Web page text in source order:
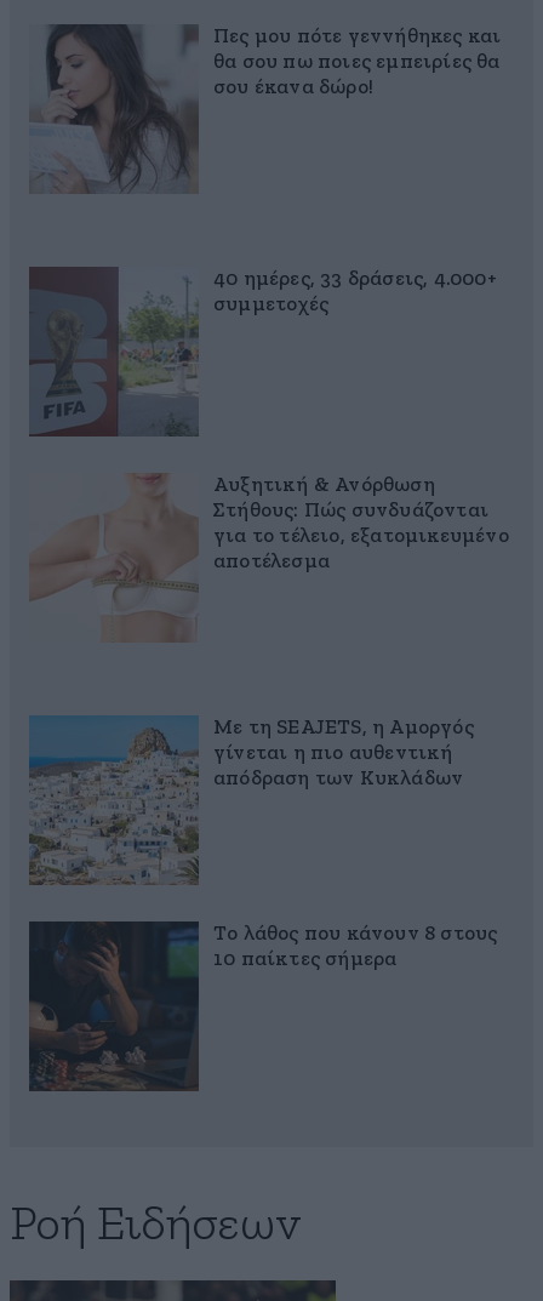
Πες μου πότε γεννήθηκες και
θα σου πω ποιες εμπειρίες θα
σου έκανα δώρο!
40 ημέρες, 33 δράσεις, 4.000+
συμμετοχές
Αυξητική & Ανόρθωση
Στήθους: Πώς συνδυάζονται
για το τέλειο, εξατομικευμένο
αποτέλεσμα
Με τη SEAJETS, η Αμοργός
γίνεται η πιο αυθεντική
απόδραση των Κυκλάδων
Το λάθος που κάνουν 8 στους
10 παίκτες σήμερα
Ροή Ειδήσεων